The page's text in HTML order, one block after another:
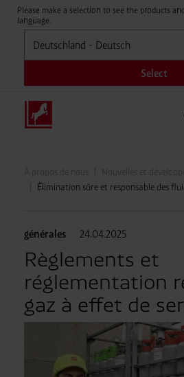
Please make a selection to see the products
language.
Sélectionner
Select
À propos de nous
Nouvelles et
Élimination sûre et responsable des
générales 24.04.2025
Règlements et
réglementation
gaz à effet de